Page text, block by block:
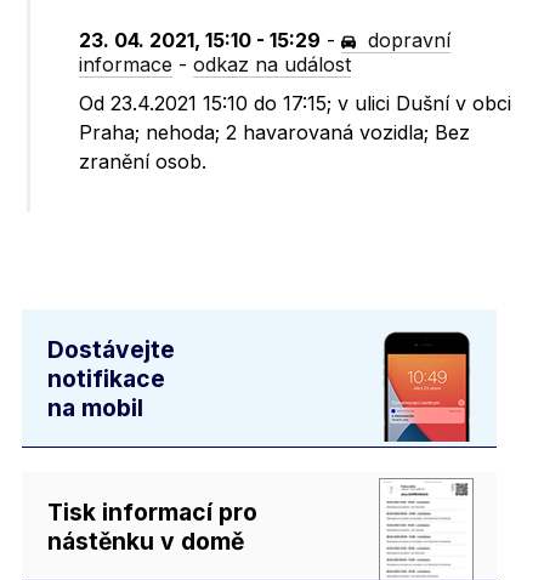
23. 04. 2021, 15:10 - 15:29 -
dopravní
informace -odkaz na událost
Od 23.4.2021 15:10 do 17:15; v ulici Dušní v obci
Praha; nehoda; 2 havarovaná vozidla; Bez
zranění osob.
Dostávejte
notifikace
na mobil
Tisk informací pro
nástěnku v domě